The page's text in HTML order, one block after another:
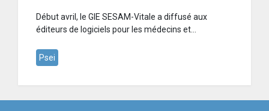
Début avril, le GIE SESAM-Vitale a diffusé aux
éditeurs de logiciels pour les médecins et...
Psei